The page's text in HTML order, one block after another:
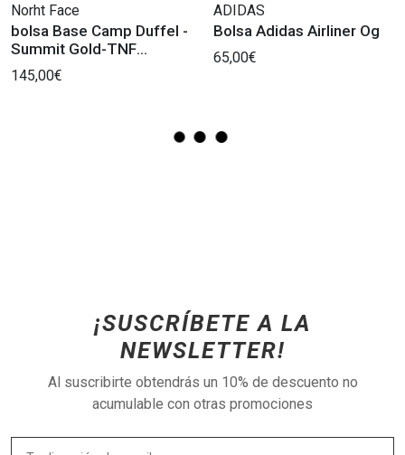
Norht Face
bolsa Base Camp Duffel -
Summit Gold-TNF
Impermeable
145,00€
ADIDAS
Bolsa Adidas Airliner Og
65,00€
¡SUSCRÍBETE A LA
NEWSLETTER!
Al suscribirte obtendrás un 10% de descuento no
acumulable con otras promociones